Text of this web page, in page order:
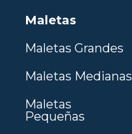
Maletas
Maletas Grandes
Maletas Medianas
Maletas
Pequeñas